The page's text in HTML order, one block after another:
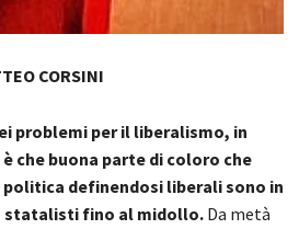
CORSINI
problemi per il liberalismo, in
che buona parte di coloro che
definendosi liberali sono in
statalisti fino al midollo.Da metà